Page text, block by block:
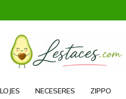
NECESERES ZIPPO